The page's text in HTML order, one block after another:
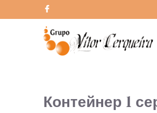
Контейнер 1